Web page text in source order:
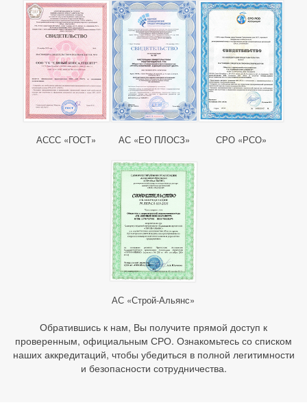
АССС «ГОСТ» АС «ЕО ПЛОСЗ» СРО «РСО»
АС «Строй-Альянс»
Обратившись к нам, Вы получите прямой доступ к
проверенным, официальным СРО. Ознакомьтесь со списком
наших аккредитаций, чтобы убедиться в полной легитимности
и безопасности сотрудничества.